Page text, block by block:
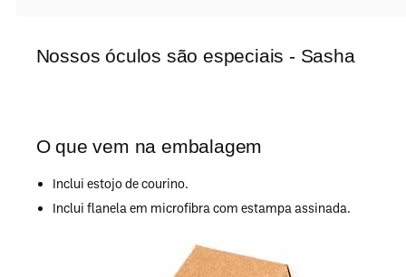
Nossos óculos são especiais - Sasha
O que vem na embalagem
Inclui estojo de courino.
Inclui flanela em microfibra com estampa assinada.